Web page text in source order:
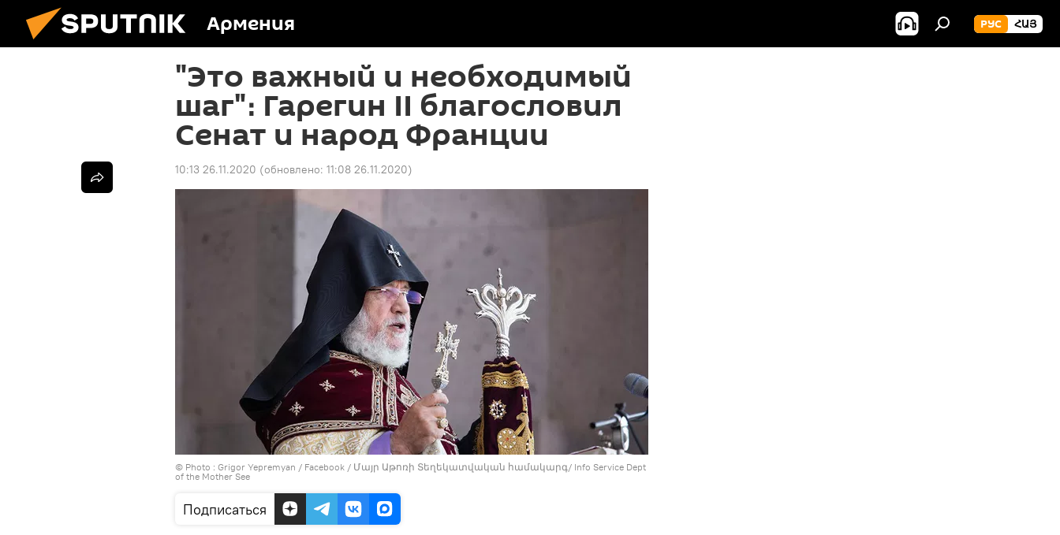
Армения РУС ՀԱՅ
"Это важный и необходимый
шаг"։ Гарегин II благословил
Сенат и народ Франции
10:13 26.11.2020 (обновлено: 11:08 26.11.2020)
© Photo : Grigor Yepremyan / Facebook / Մայր Աթոռի Տեղեկատվական համակարգ/ Info Service Dept
of the Mother See
Подписаться